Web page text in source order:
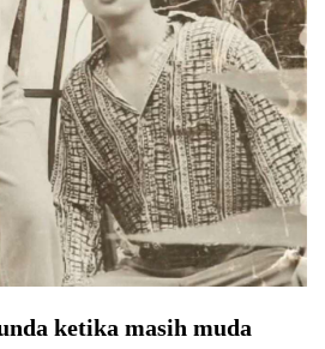
ketika masih muda